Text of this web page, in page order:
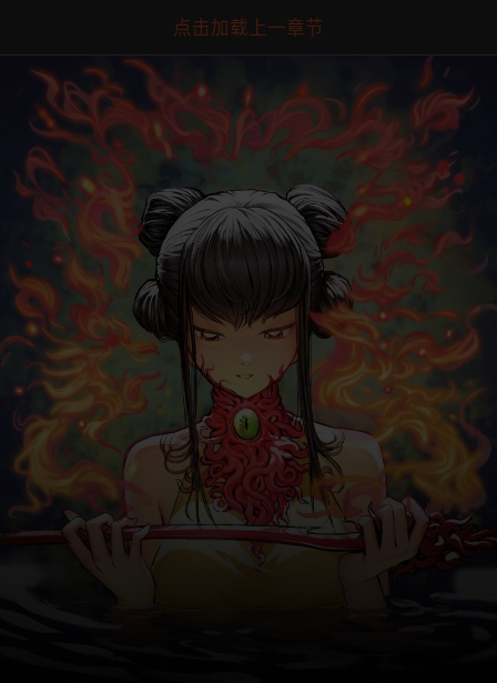
点击加载上一章节